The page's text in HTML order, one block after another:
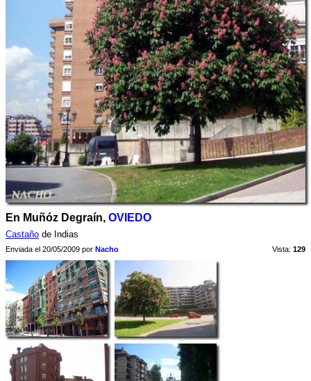
En Muñóz Degraín, OVIEDO
Castaño de Indias
Enviada el 20/05/2009 por Nacho Vista: 129